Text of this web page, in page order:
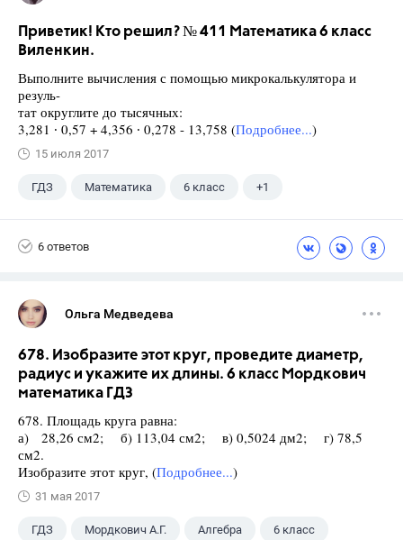
Приветик! Кто решил? № 411 Математика 6 класс
Виленкин.
Выполните вычисления с помощью микрокалькулятора и
резуль-
тат округлите до тысячных:
3,281 ∙ 0,57 + 4,356 ∙ 0,278 - 13,758 (Подробнее...)
15 июля 2017
ГДЗ Математика 6 класс +1
6 ответов
Ольга Медведева
678. Изобразите этот круг, проведите диаметр,
радиус и укажите их длины. 6 класс Мордкович
математика ГДЗ
678. Площадь круга равна:
а) 28,26 см2; б) 113,04 см2; в) 0,5024 дм2; г) 78,5
см2.
Изобразите этот круг, (Подробнее...)
31 мая 2017
ГДЗ Мордкович А.Г. Алгебра 6 класс